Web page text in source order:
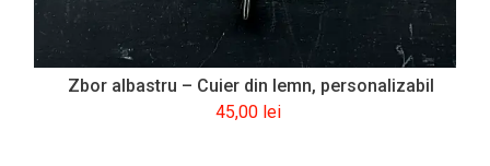
Zbor albastru – Cuier din lemn, personalizabil
45,00 lei